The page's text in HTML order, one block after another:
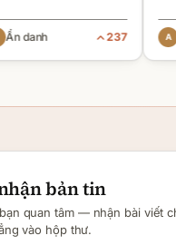
để xử lý
tự nhiên như
dịch, phân loại và
danh 237
là
triển
bảntin
quan tâm — nhận bài viết
vào hộp thư.